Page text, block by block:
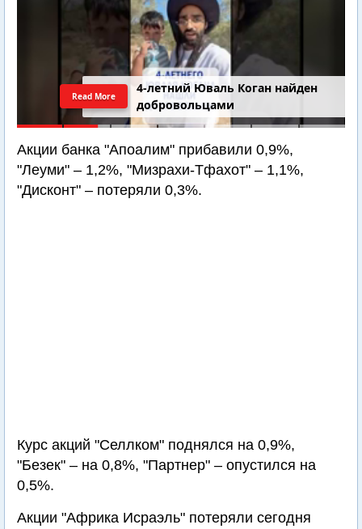
4-летний Юваль Коган найден
добровольцами
Read More
Акции банка "Апоалим" прибавили 0,9%,
"Леуми" – 1,2%, "Мизрахи-Тфахот" – 1,1%,
"Дисконт" – потеряли 0,3%.
Курс акций "Селлком" поднялся на 0,9%,
"Безек" – на 0,8%, "Партнер" – опустился на
0,5%.
Акции "Африка Исраэль" потеряли сегодня